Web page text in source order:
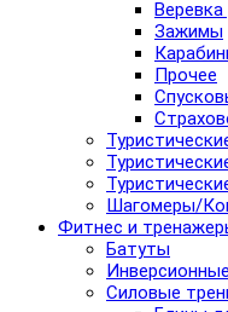
Зажимы
Прочее
Шагомеры/
Фитнес и
Батуты
Силовые